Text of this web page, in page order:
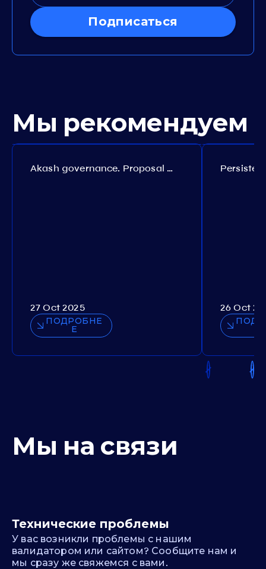
Подписаться
Мы рекомендуем
Akash governance. Proposal №308
27 Oct 2025
ПОДРОБНЕ
Е
26 Oct
Мы на связи
Технические проблемы
У вас возникли проблемы с нашим
валидатором или сайтом? Сообщите нам и
мы сразу же свяжемся с вами.